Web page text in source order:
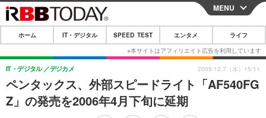
CLOSE
ホーム
IT・デジタル
IT・デジタルTOP スマートフォン
ネタ
SPEED TEST
MENU
ホーム IT・デジタル SPEED TEST エンタメ ライフ
ペンタックス、外部スピードライト「AF540FG
Z」の発売を2006年4月下旬に延期
IT・デジタル デジカメ 2005.12.7（水）15:11